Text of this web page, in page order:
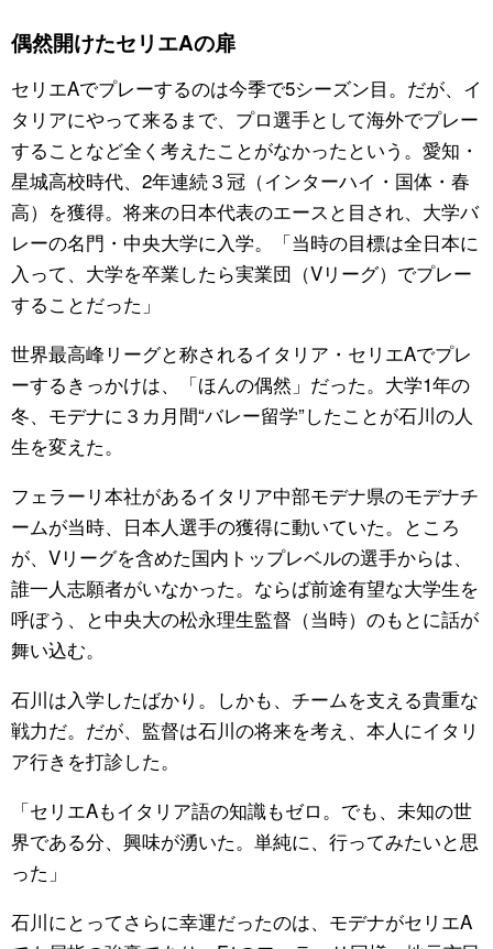
偶然開けたセリエAの扉
セリエAでプレーするのは今季で5シーズン目。だが、イ
タリアにやって来るまで、プロ選手として海外でプレー
することなど全く考えたことがなかったという。愛知・
星城高校時代、2年連続３冠（インターハイ・国体・春
高）を獲得。将来の日本代表のエースと目され、大学バ
レーの名門・中央大学に入学。「当時の目標は全日本に
入って、大学を卒業したら実業団（Vリーグ）でプレー
することだった」
世界最高峰リーグと称されるイタリア・セリエAでプレ
ーするきっかけは、「ほんの偶然」だった。大学1年の
冬、モデナに３カ月間“バレー留学”したことが石川の人
生を変えた。
フェラーリ本社があるイタリア中部モデナ県のモデナチ
ームが当時、日本人選手の獲得に動いていた。ところ
が、Vリーグを含めた国内トップレベルの選手からは、
誰一人志願者がいなかった。ならば前途有望な大学生を
呼ぼう、と中央大の松永理生監督（当時）のもとに話が
舞い込む。
石川は入学したばかり。しかも、チームを支える貴重な
戦力だ。だが、監督は石川の将来を考え、本人にイタリ
ア行きを打診した。
「セリエAもイタリア語の知識もゼロ。でも、未知の世
界である分、興味が湧いた。単純に、行ってみたいと思
った」
石川にとってさらに幸運だったのは、モデナがセリエA